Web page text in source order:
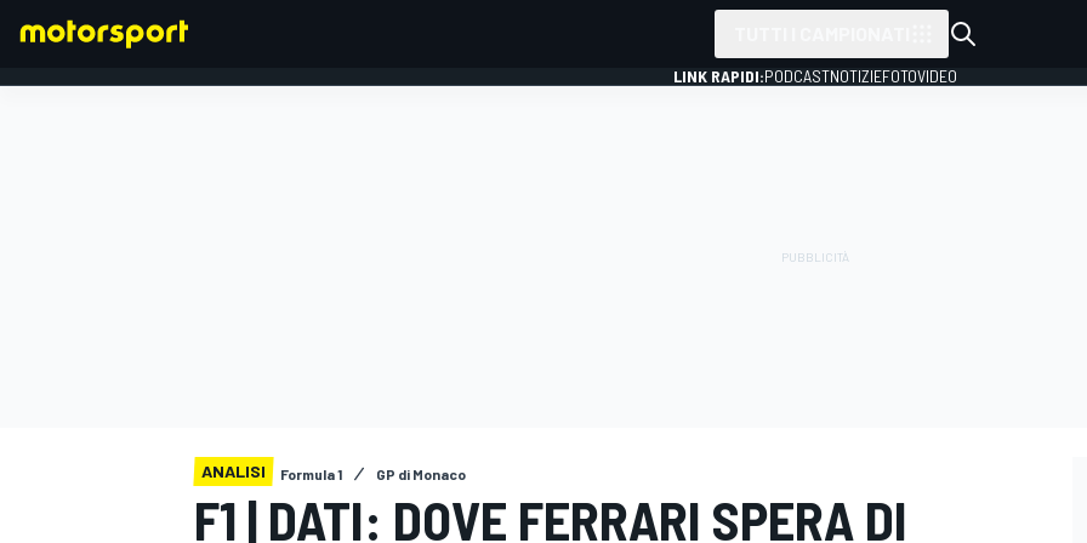
LINK RAPIDI:PODCASTNOTIZIEFOTOVIDEO
ANALISI Formula 1 GP di Monaco
F1 | DATI: DOVE FERRARI SPERA DI